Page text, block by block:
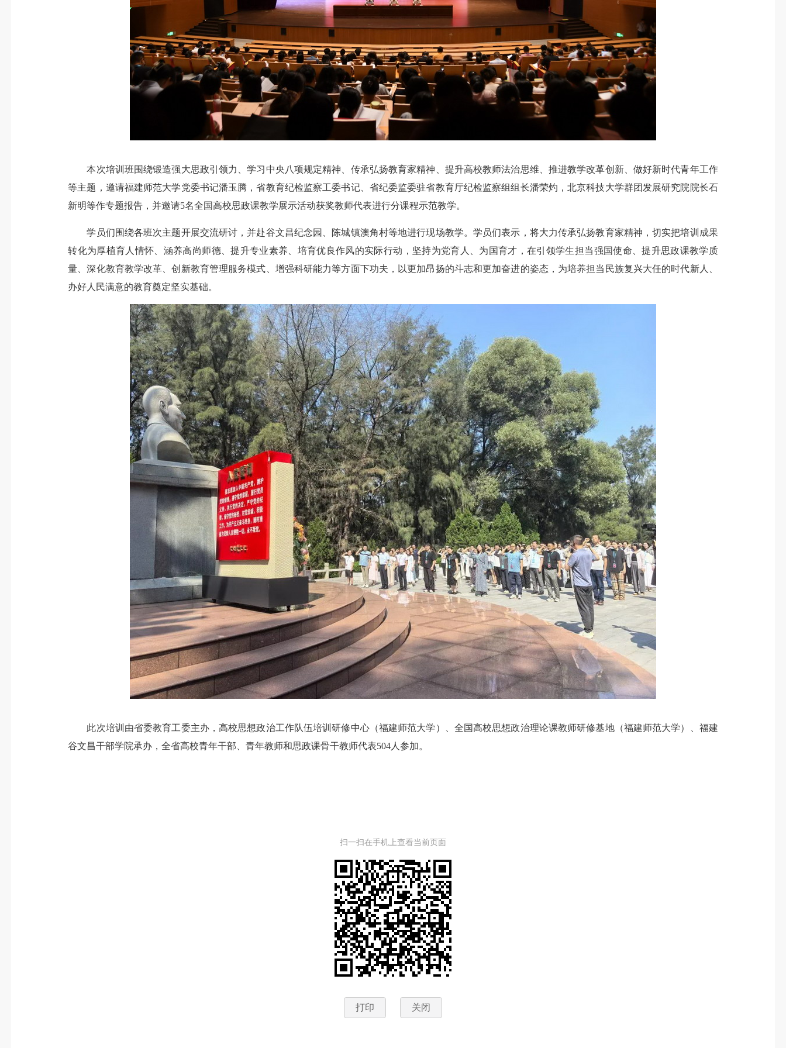
本次培训班围绕锻造强大思政引领力、学习中央八项规定精神、传承弘扬教育家精神、提升高校教师法治思维、推进教学改革创新、做好新时代青年工作
等主题，邀请福建师范大学党委书记潘玉腾，省教育纪检监察工委书记、省纪委监委驻省教育厅纪检监察组组长潘荣灼，北京科技大学群团发展研究院院长石
新明等作专题报告，并邀请5名全国高校思政课教学展示活动获奖教师代表进行分课程示范教学。
学员们围绕各班次主题开展交流研讨，并赴谷文昌纪念园、陈城镇澳角村等地进行现场教学。学员们表示，将大力传承弘扬教育家精神，切实把培训成果
转化为厚植育人情怀、涵养高尚师德、提升专业素养、培育优良作风的实际行动，坚持为党育人、为国育才，在引领学生担当强国使命、提升思政课教学质
量、深化教育教学改革、创新教育管理服务模式、增强科研能力等方面下功夫，以更加昂扬的斗志和更加奋进的姿态，为培养担当民族复兴大任的时代新人、
办好人民满意的教育奠定坚实基础。
此次培训由省委教育工委主办，高校思想政治工作队伍培训研修中心（福建师范大学）、全国高校思想政治理论课教师研修基地（福建师范大学）、福建
谷文昌干部学院承办，全省高校青年干部、青年教师和思政课骨干教师代表504人参加。
扫一扫在手机上查看当前页面
打印 关闭